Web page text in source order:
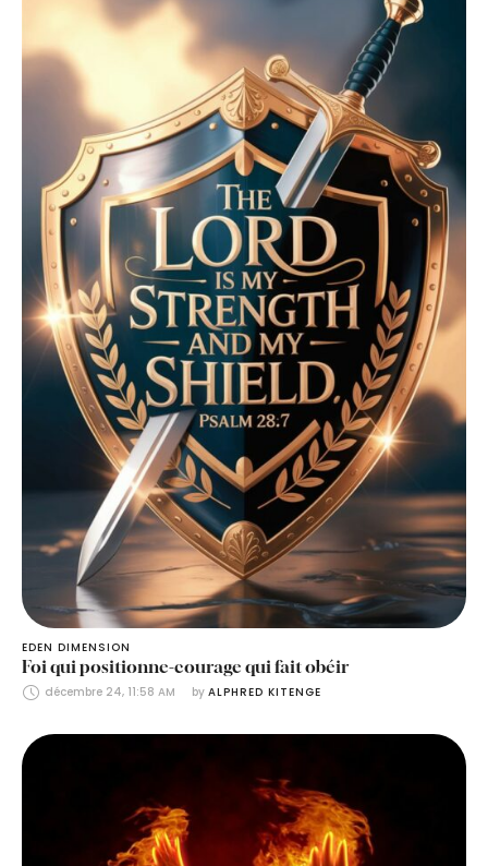
EDEN DIMENSION
Foi qui positionne-courage qui fait obéir
décembre 24, 11:58 AM by ALPHRED KITENGE